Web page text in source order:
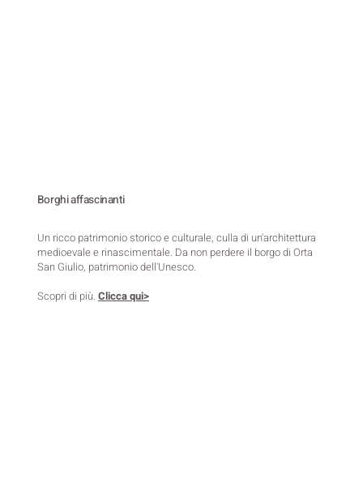
Borghi affascinanti
Un ricco patrimonio storico e culturale, culla di un'architettura
medioevale e rinascimentale. Da non perdere il borgo di Orta
San Giulio, patrimonio dell'Unesco.
Scopri di più. Clicca qui>